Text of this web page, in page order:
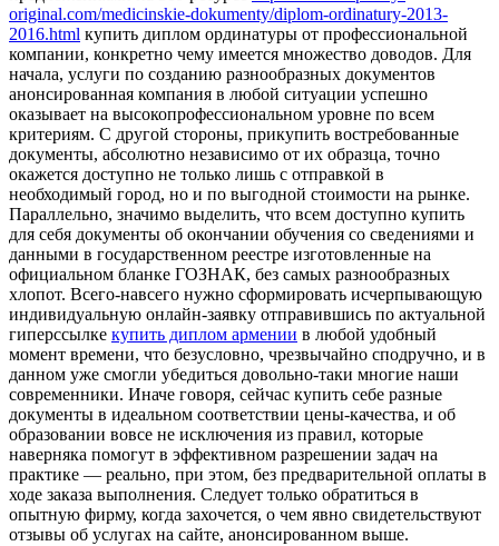
original.com/medicinskie-dokumenty/diplom-ordinatury-2013-
2016.html купить диплом ординатуры от профессиональной
компании, конкретно чему имеется множество доводов. Для
начала, услуги по созданию разнообразных документов
анонсированная компания в любой ситуации успешно
оказывает на высокопрофессиональном уровне по всем
критериям. С другой стороны, прикупить востребованные
документы, абсолютно независимо от их образца, точно
окажется доступно не только лишь с отправкой в
необходимый город, но и по выгодной стоимости на рынке.
Параллельно, значимо выделить, что всем доступно купить
для себя документы об окончании обучения со сведениями и
данными в государственном реестре изготовленные на
официальном бланке ГОЗНАК, без самых разнообразных
хлопот. Всего-навсего нужно сформировать исчерпывающую
индивидуальную онлайн-заявку отправившись по актуальной
гиперссылке купить диплом армении в любой удобный
момент времени, что безусловно, чрезвычайно сподручно, и в
данном уже смогли убедиться довольно-таки многие наши
современники. Иначе говоря, сейчас купить себе разные
документы в идеальном соответствии цены-качества, и об
образовании вовсе не исключения из правил, которые
наверняка помогут в эффективном разрешении задач на
практике — реально, при этом, без предварительной оплаты в
ходе заказа выполнения. Следует только обратиться в
опытную фирму, когда захочется, о чем явно свидетельствуют
отзывы об услугах на сайте, анонсированном выше.